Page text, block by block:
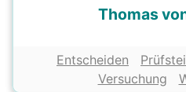
Thomas
Entscheiden
Versuchung